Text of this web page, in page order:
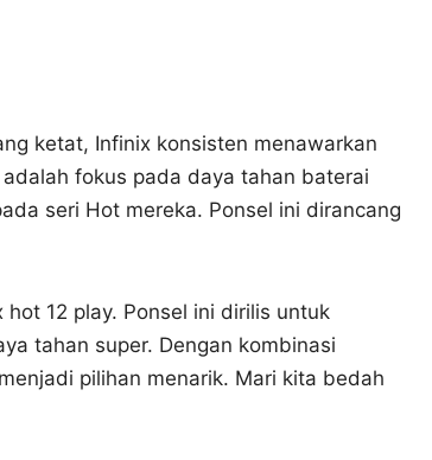
ketat, Infinix konsisten menawarkan
fokus pada daya tahan baterai
seri Hot mereka. Ponsel ini dirancang
12 play. Ponsel ini dirilis untuk
tahan super. Dengan kombinasi
pilihan menarik. Mari kita bedah